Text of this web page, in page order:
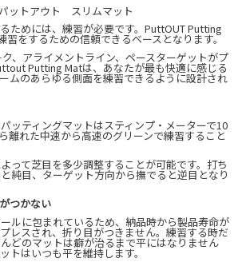
ためには、練習が必要です。PuttOUT Putting
習をするための信頼できるベースとなります。
、アライメントライン、ペースターゲットがプ
Putting Matは、あなたが最も快適に感じる
ムのあらゆる側面を練習できるように設計され
ッティングマットはスティンプ・メーターで10
離れた中速から高速のグリーンで練習すること
って芝目を多少調整することが可能です。打ち
純目、ターゲット方向から撫でると逆目となり
つかない
ルに包まれているため、納品時から製品寿命が
レスされ、折り目がつきません。練習する時だ
どのマットは癖が治るまで平にはなりません
トはいつも平を維持します。